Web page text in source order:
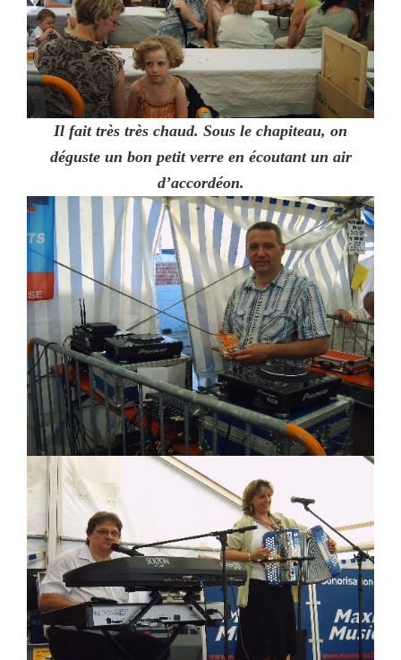
Il fait très très chaud. Sous le chapiteau, on
déguste un bon petit verre en écoutant un air
d’accordéon.